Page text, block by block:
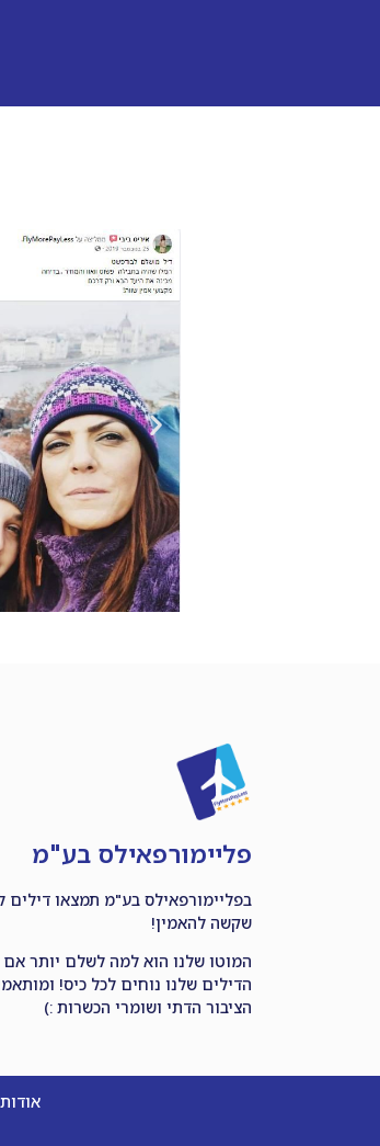
פליימורפאילס בע"מ
בפליימורפאילס בע"מ תמצאו דילים
שקשה להאמין!
המוטו שלנו הוא למה לשלם יותר
הדילים שלנו נוחים לכל כיס!
הציבור הדתי ושומרי הכשרות :)
אודות